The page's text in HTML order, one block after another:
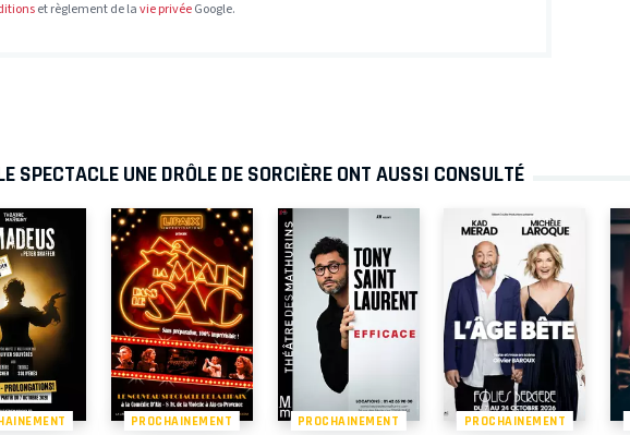
et règlement de lavie privéeGoogle.
SPECTACLE UNE DRÔLE DE SORCIÈRE ONT AUSSI CONSULTÉ
PROCHAINEMENT PROCHAINEMENT PROCHAINEMENT